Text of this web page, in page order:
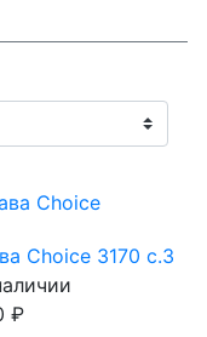
Choice 3170 с.3
₽